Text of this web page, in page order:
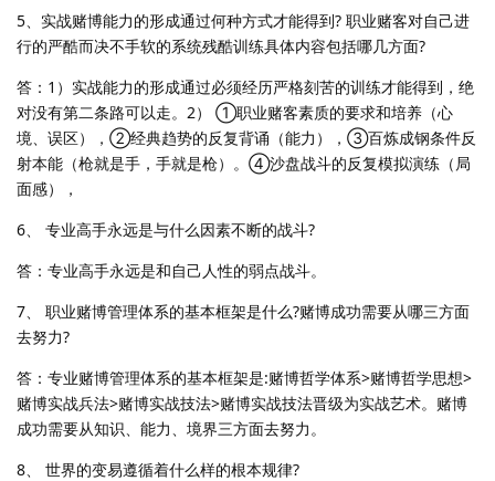
5、实战赌博能力的形成通过何种方式才能得到? 职业赌客对自己进
行的严酷而决不手软的系统残酷训练具体内容包括哪几方面?
答：1）实战能力的形成通过必须经历严格刻苦的训练才能得到，绝
对没有第二条路可以走。2） ①职业赌客素质的要求和培养（心
境、误区），②经典趋势的反复背诵（能力），③百炼成钢条件反
射本能（枪就是手，手就是枪）。④沙盘战斗的反复模拟演练（局
面感），
6、 专业高手永远是与什么因素不断的战斗?
答：专业高手永远是和自己人性的弱点战斗。
7、 职业赌博管理体系的基本框架是什么?赌博成功需要从哪三方面
去努力?
答：专业赌博管理体系的基本框架是:赌博哲学体系>赌博哲学思想>
赌博实战兵法>赌博实战技法>赌博实战技法晋级为实战艺术。赌博
成功需要从知识、能力、境界三方面去努力。
8、 世界的变易遵循着什么样的根本规律?